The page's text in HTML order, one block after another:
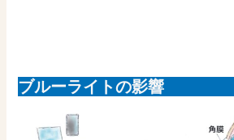
ブルーライトの影響